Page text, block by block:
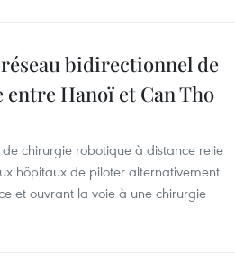
bidirectionnel de
Hanoï et Can Tho
chirurgie robotique à distance relie
hôpitaux de piloter alternativement
et ouvrant la voie à une chirurgie